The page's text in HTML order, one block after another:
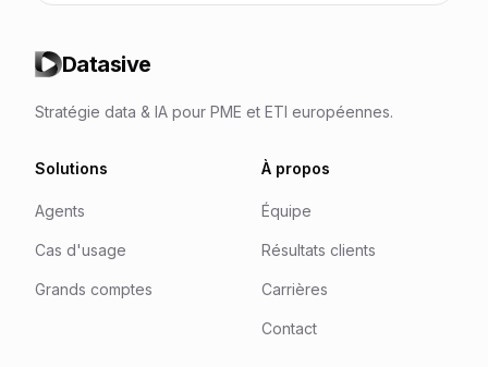
Datasive
Stratégie data & IA pour PME et ETI européennes.
Solutions
Agents
Cas d'usage
Grands comptes
À propos
Équipe
Résultats clients
Carrières
Contact